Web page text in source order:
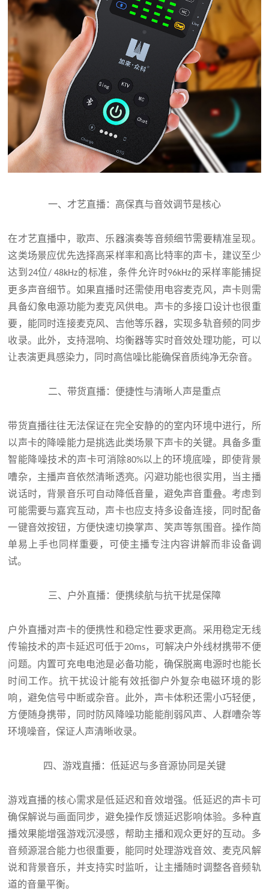
一、才艺直播：高保真与音效调节是核心
在才艺直播中，歌声、乐器演奏等音频细节需要精准呈现。
这类场景应优先选择高采样率和高比特率的声卡，建议至少
达到 24位/ 48kHz的标准，条件允许时96kHz的采样率能捕捉
更多声音细节。如果直播时还需使用电容麦克风，声卡则需
具备幻象电源功能为麦克风供电。声卡的多接口设计也很重
要，能同时连接麦克风、吉他等乐器，实现多轨音频的同步
收录。此外，支持混响、均衡器等实时音效处理功能，可以
让表演更具感染力，同时高信噪比能确保音质纯净无杂音。
二、带货直播：便捷性与清晰人声是重点
带货直播往往无法保证在完全安静的的室内环境中进行，所
以声卡的降噪能力是挑选此类场景下声卡的关键。具备多重
智能降噪技术的声卡可消除80%以上的环境底噪，即使背景
嘈杂，主播声音依然清晰透亮。闪避功能也很实用，当主播
说话时，背景音乐可自动降低音量，避免声音重叠。考虑到
可能需要与嘉宾互动，声卡也应支持多设备连接，同时配备
一键音效按钮，方便快速切换掌声、笑声等氛围音。操作简
单易上手也同样重要，可使主播专注内容讲解而非设备调
试。
三、户外直播：便携续航与抗干扰是保障
户外直播对声卡的便携性和稳定性要求更高。采用稳定无线
传输技术的声卡延迟可低于20ms，可解决户外线材携带不便
问题。内置可充电电池是必备功能，确保脱离电源时也能长
时间工作。抗干扰设计能有效抵御户外复杂电磁环境的影
响，避免信号中断或杂音。此外，声卡体积还需小巧轻便，
方便随身携带，同时防风降噪功能能削弱风声、人群嘈杂等
环境噪音，保证人声清晰收录。
四、游戏直播：低延迟与多音源协同是关键
游戏直播的核心需求是低延迟和音效增强。低延迟的声卡可
确保解说与画面同步，避免操作反馈延迟影响体验。多种直
播效果能增强游戏沉浸感，帮助主播和观众更好的互动。多
音频源混合能力也很重要，能同时处理游戏音效、麦克风解
说和背景音乐，并支持实时监听，让主播随时调整各音频轨
道的音量平衡。